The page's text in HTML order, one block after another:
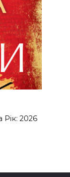
Рік: 2026